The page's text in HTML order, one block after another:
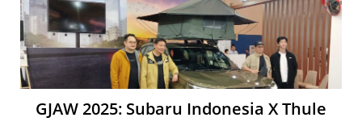
GJAW 2025: Subaru Indonesia X Thule